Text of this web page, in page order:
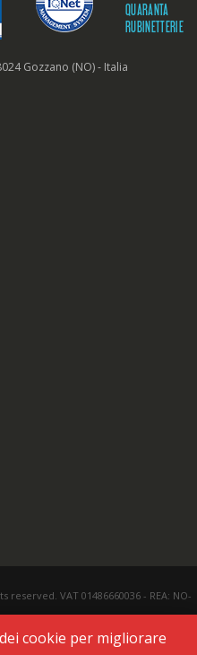
QUARANTA
RUBINETTERIE
Gozzano (NO) - Italia
VAT 01486660036 - REA: NO-
cookie per migliorare